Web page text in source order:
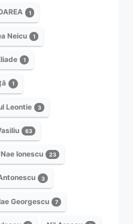
1
Neicu 1
1
1
Leontie 3
63
Nae Ionescu 23
3
Georgescu 7